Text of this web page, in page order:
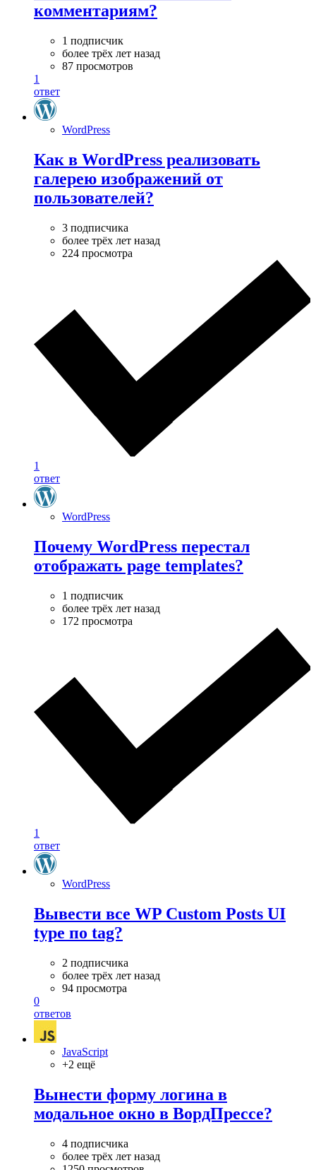
комментариям?
1 подписчик
более трёх лет назад
87 просмотров
1
ответ
WordPress
Как в WordPress реализовать
галерею изображений от
пользователей?
3 подписчика
более трёх лет назад
224 просмотра
1
ответ
WordPress
Почему WordPress перестал
отображать page templates?
1 подписчик
более трёх лет назад
172 просмотра
1
ответ
WordPress
Вывести все WP Custom Posts UI
type по tag?
2 подписчика
более трёх лет назад
94 просмотра
0
ответов
JavaScript
+2 ещё
Вынести форму логина в
модальное окно в ВордПрессе?
4 подписчика
более трёх лет назад